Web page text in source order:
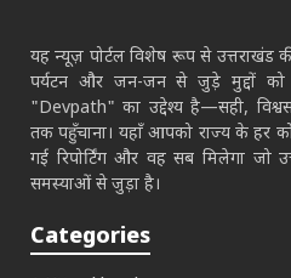
यह न्यूज़ पोर्टल विशेष रूप से उत्तराखंड
पर्यटन और जन-जन से जुड़े मुद्दों को
"Devpath" का उद्देश्य है—सही,
तक पहुँचाना। यहाँ आपको राज्य के हर
गई रिपोर्टिंग और वह सब मिलेगा जो
समस्याओं से जुड़ा है।
Categories